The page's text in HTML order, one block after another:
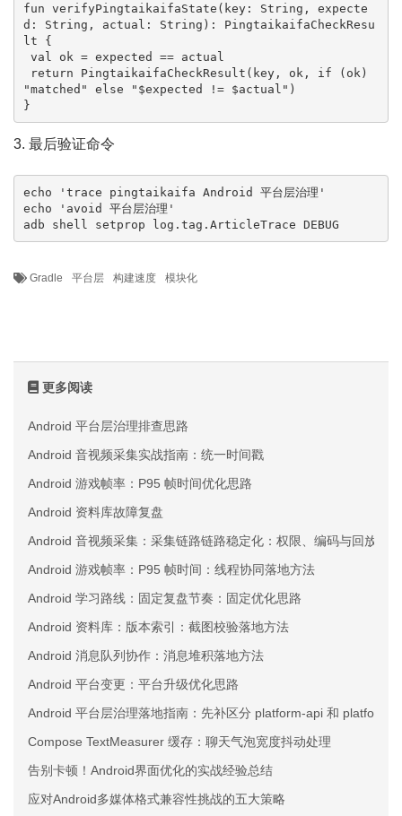
fun verifyPingtaikaifaState(key: String, expecte
d: String, actual: String): PingtaikaifaCheckResu
lt {
"matched" else "$expected != $actual")
}
3. 最后验证命令
echo 'trace pingtaikaifa Android 平台层治理'
echo 'avoid 平台层治理'
adb shell setprop log.tag.ArticleTrace DEBUG
Gradle 平台层 构建速度 模块化
更多阅读
Android 平台层治理排查思路
Android 音视频采集实战指南：统一时间戳
Android 游戏帧率：P95 帧时间优化思路
Android 资料库故障复盘
Android 音视频采集：采集链路链路稳定化：权限、编码与回放三
Android 游戏帧率：P95 帧时间：线程协同落地方法
Android 学习路线：固定复盘节奏：固定优化思路
Android 资料库：版本索引：截图校验落地方法
Android 消息队列协作：消息堆积落地方法
Android 平台变更：平台升级优化思路
Android 平台层治理落地指南：先补区分 platform-api 和 platform-
Compose TextMeasurer 缓存：聊天气泡宽度抖动处理
告别卡顿！Android界面优化的实战经验总结
应对Android多媒体格式兼容性挑战的五大策略